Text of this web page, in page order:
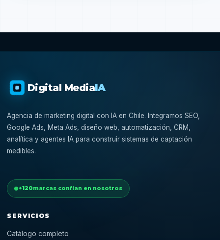
Digital MediaIA
Agencia de marketing digital con IA en Chile. Integramos SEO,
Google Ads, Meta Ads, diseño web, automatización, CRM,
analítica y agentes IA para construir sistemas de captación
medibles.
+120marcas confían en nosotros
SERVICIOS
Catálogo completo